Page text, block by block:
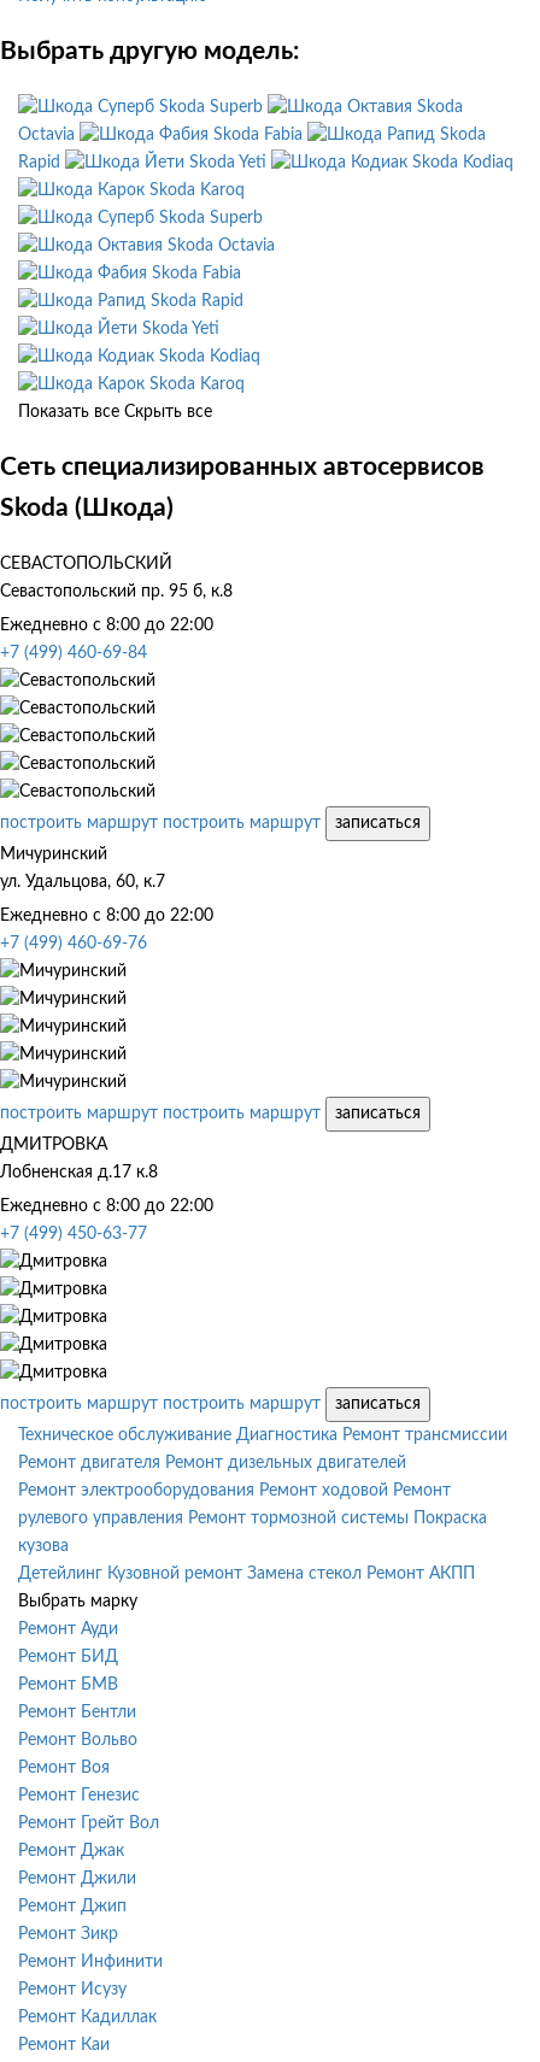
Выбрать другую модель:
Skoda Superb
Skoda
Octavia
Skoda Fabia
Skoda
Rapid
Skoda Yeti
Skoda Kodiaq
Skoda Karoq
Skoda Superb
Skoda Octavia
Skoda Fabia
Skoda Rapid
Skoda Yeti
Skoda Kodiaq
Skoda Karoq
Показать все Скрыть все
Сеть специализированных автосервисов
Skoda (Шкода)
СЕВАСТОПОЛЬСКИЙ
Севастопольский пр. 95 б, к.8
Ежедневно с 8:00 до 22:00
+7 (499) 460-69-84
построить маршрут построить маршрут
записаться
Мичуринский
ул. Удальцова, 60, к.7
Ежедневно с 8:00 до 22:00
+7 (499) 460-69-76
построить маршрут построить маршрут
записаться
ДМИТРОВКА
Лобненская д.17 к.8
Ежедневно с 8:00 до 22:00
+7 (499) 450-63-77
построить маршрут построить маршрут
записаться
Техническое обслуживание Диагностика Ремонт трансмиссии
Ремонт двигателя Ремонт дизельных двигателей
Ремонт электрооборудования Ремонт ходовой Ремонт
рулевого управления Ремонт тормозной системы
Покраска
кузова
Детейлинг Кузовной ремонт Замена стекол Ремонт АКПП
Выбрать марку
Ремонт Ауди
Ремонт БИД
Ремонт БМВ
Ремонт Бентли
Ремонт Вольво
Ремонт Воя
Ремонт Генезис
Ремонт Грейт Вол
Ремонт Джак
Ремонт Джили
Ремонт Джип
Ремонт Зикр
Ремонт Инфинити
Ремонт Исузу
Ремонт Кадиллак
Ремонт Каи